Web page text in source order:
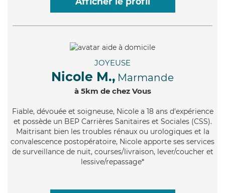
JOYEUSE
Nicole M., Marmande
à 5km de chez Vous
Fiable, dévouée et soigneuse, Nicole a 18 ans d'expérience
et possède un BEP Carrières Sanitaires et Sociales (CSS).
Maitrisant bien les troubles rénaux ou urologiques et la
convalescence postopératoire, Nicole apporte ses services
de surveillance de nuit, courses/livraison, lever/coucher et
lessive/repassage*